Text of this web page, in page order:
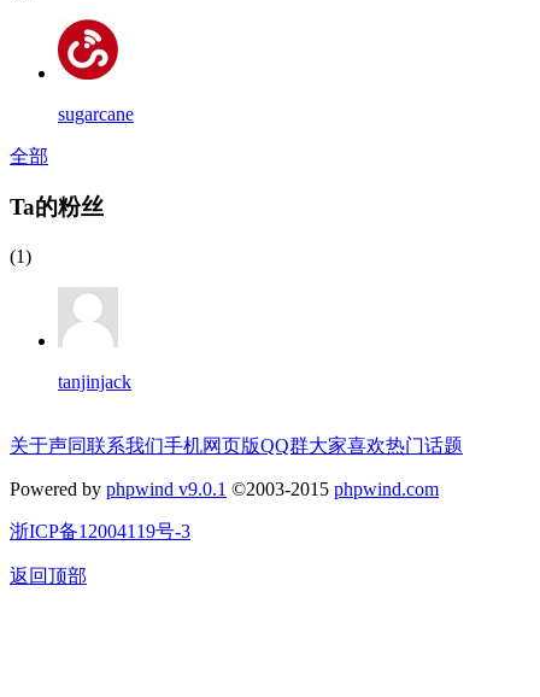
sugarcane
全部
Ta的粉丝
(1)
tanjinjack
关于声同联系我们手机网页版QQ群大家喜欢热门话题
Powered by phpwind v9.0.1 ©2003-2015 phpwind.com
浙ICP备12004119号-3
返回顶部